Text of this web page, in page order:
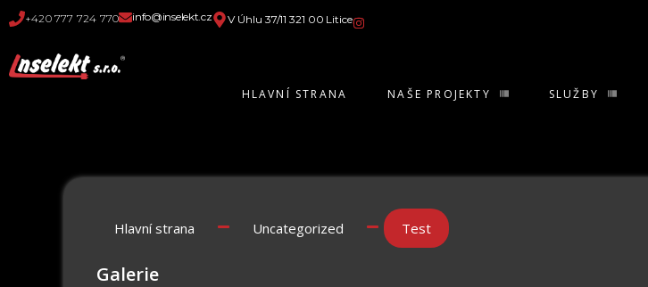
+420 777 724 770 info@inselekt.cz V Úhlu 37/11 321 00 Litice
HLAVNÍ STRANA NAŠE PROJEKTY SLUŽBY
Hlavní strana Uncategorized Test
Galerie